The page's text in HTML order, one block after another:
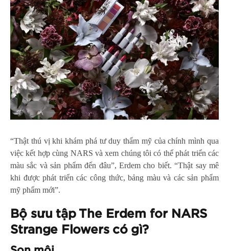
“Thật thú vị khi khám phá tư duy thẩm mỹ của chính mình qua
việc kết hợp cùng NARS và xem chúng tôi có thể phát triển các
màu sắc và sản phẩm đến đâu”, Erdem cho biết. “Thật say mê
khi được phát triển các công thức, bảng màu và các sản phẩm
mỹ phẩm mới”.
Bộ sưu tập The Erdem for NARS
Strange Flowers có gì?